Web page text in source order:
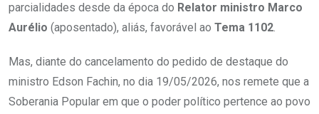
parcialidades desde da época do Relator ministro Marco
Aurélio (aposentado), aliás, favorável ao Tema 1102.
Mas, diante do cancelamento do pedido de destaque do
ministro Edson Fachin, no dia 19/05/2026, nos remete que a
Soberania Popular em que o poder político pertence ao povo